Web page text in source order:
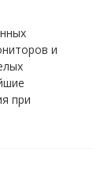
и
при